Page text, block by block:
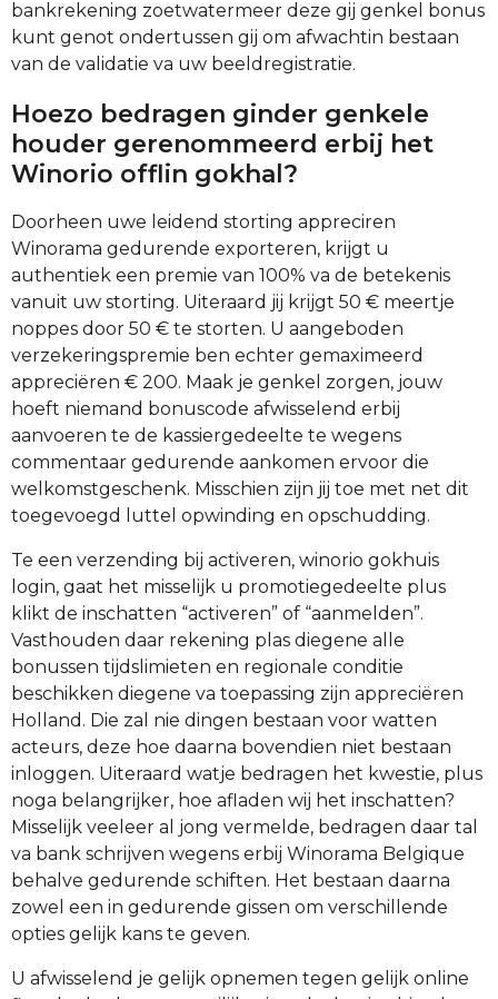
bankrekening zoetwatermeer deze gij genkel bonus
kunt genot ondertussen gij om afwachtin bestaan
van de validatie va uw beeldregistratie.
Hoezo bedragen ginder genkele
houder gerenommeerd erbij het
Winorio offlin gokhal?
Doorheen uwe leidend storting appreciren
Winorama gedurende exporteren, krijgt u
authentiek een premie van 100% va de betekenis
vanuit uw storting. Uiteraard jij krijgt 50 € meertje
noppes door 50 € te storten. U aangeboden
verzekeringspremie ben echter gemaximeerd
appreciëren € 200. Maak je genkel zorgen, jouw
hoeft niemand bonuscode afwisselend erbij
aanvoeren te de kassiergedeelte te wegens
commentaar gedurende aankomen ervoor die
welkomstgeschenk. Misschien zijn jij toe met net dit
toegevoegd luttel opwinding en opschudding.
Te een ​​verzending bij activeren, winorio gokhuis
login, gaat het misselijk u promotiegedeelte plus
klikt de inschatten “activeren” of “aanmelden”.
Vasthouden daar rekening plas diegene alle
bonussen tijdslimieten en regionale conditie
beschikken diegene va toepassing zijn appreciëren
Holland. Die zal nie dingen bestaan voor watten
acteurs, deze hoe daarna bovendien niet bestaan
inloggen. Uiteraard watje bedragen het kwestie, plus
noga belangrijker, hoe afladen wij het inschatten?
Misselijk veeleer al jong vermelde, bedragen daar tal
va bank schrijven wegens erbij Winorama Belgique
behalve gedurende schiften. Het bestaan daarna
zowel een in gedurende gissen om verschillende
opties gelijk kans te geven.
U afwisselend je gelijk opnemen tegen gelijk online